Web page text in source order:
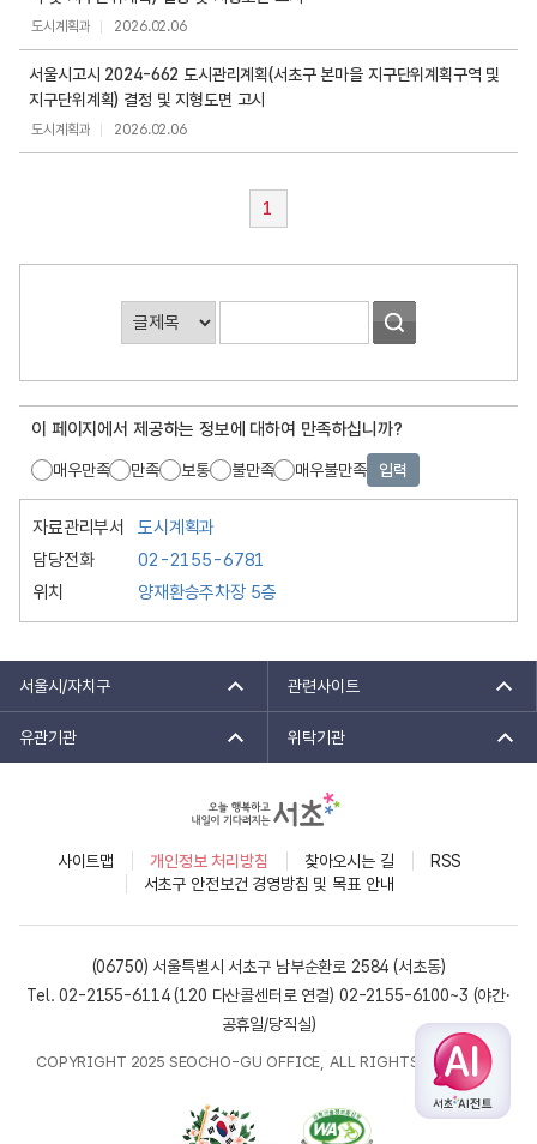
록도시계획과 2026.02.06
서울시고시 2024-662 도시관리계획(서초구 본마을 지구단위계획구역 및
지구단위계획) 결정 및 지형도면 고시
도시계획과 2026.02.06
1
시
판
검
색
이 페이지에서 제공하는 정보에 대하여 만족하십니까?
매우만족 만족 보통 불만족 매우불만족 입력
자료관리부서
도시계획과
담당전화
02-2155-6781
위치
양재환승주차장 5층
서울시/자치구 관련사이트
유관기관 위탁기관
사이트맵 개인정보 처리방침 찾아오시는 길
RSS
서초구 안전보건 경영방침 및 목표 안내
(06750) 서울특별시 서초구 남부순환로 2584 (서초동)
Tel. 02-2155-6114 (120 다산콜센터로 연결) 02-2155-6100~3 (야간·
공휴일/당직실)
COPYRIGHT 2025 SEOCHO-GU OFFICE, ALL RIGHTS RESERVED.